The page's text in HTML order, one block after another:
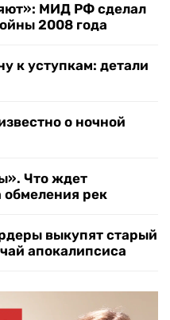
МИД РФ сделал
2008 года
к уступкам: детали
о ночной
Что ждет
обмеления рек
выкупят старый
апокалипсиса